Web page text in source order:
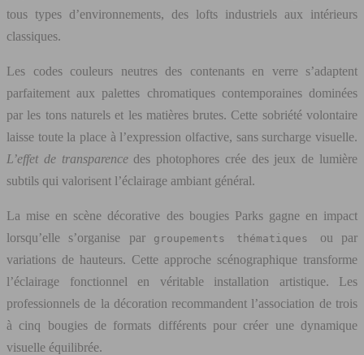
tous types d’environnements, des lofts industriels aux intérieurs
classiques.
Les codes couleurs neutres des contenants en verre s’adaptent
parfaitement aux palettes chromatiques contemporaines dominées
par les tons naturels et les matières brutes. Cette sobriété volontaire
laisse toute la place à l’expression olfactive, sans surcharge visuelle.
L’effet de transparencedes photophores crée des jeux de lumière
subtils qui valorisent l’éclairage ambiant général.
La mise en scène décorative des bougies Parks gagne en impact
lorsqu’elle s’organise par
groupements thématiques ou par
variations de hauteurs. Cette approche scénographique transforme
l’éclairage fonctionnel en véritable installation artistique. Les
professionnels de la décoration recommandent l’association de trois
à cinq bougies de formats différents pour créer une dynamique
visuelle équilibrée.